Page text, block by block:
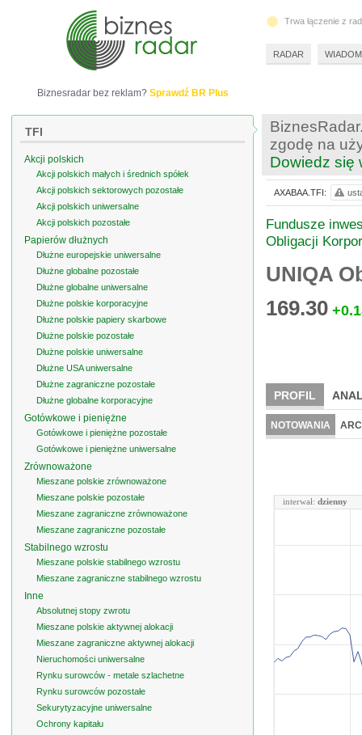
zgodę na
Dowiedz się
Fundusze
Obligacji
UNIQA
169.30
PROFIL
NOTOWANIA
interwał: dzienny
AXABAA.TFI:
Biznesradar bez reklam? Sprawdź BR Plus
TFI
Akcji polskich
Akcji polskich małych i średnich spółek
Akcji polskich sektorowych pozostałe
Akcji polskich uniwersalne
Akcji polskich pozostałe
Papierów dłużnych
Dłużne europejskie uniwersalne
Dłużne globalne pozostałe
Dłużne globalne uniwersalne
Dłużne polskie korporacyjne
Dłużne polskie papiery skarbowe
Dłużne polskie pozostałe
Dłużne polskie uniwersalne
Dłużne USA uniwersalne
Dłużne zagraniczne pozostałe
Dłużne globalne korporacyjne
Gotówkowe i pieniężne
Gotówkowe i pieniężne pozostałe
Gotówkowe i pieniężne uniwersalne
Zrównoważone
Mieszane polskie zrównoważone
Mieszane polskie pozostałe
Mieszane zagraniczne zrównoważone
Mieszane zagraniczne pozostałe
Stabilnego wzrostu
Mieszane polskie stabilnego wzrostu
Mieszane zagraniczne stabilnego wzrostu
Inne
Absolutnej stopy zwrotu
Mieszane polskie aktywnej alokacji
Mieszane zagraniczne aktywnej alokacji
Nieruchomości uniwersalne
Rynku surowców - metale szlachetne
Rynku surowców pozostałe
Sekurytyzacyjne uniwersalne
Ochrony kapitału
Trwa łączenie z
RADAR